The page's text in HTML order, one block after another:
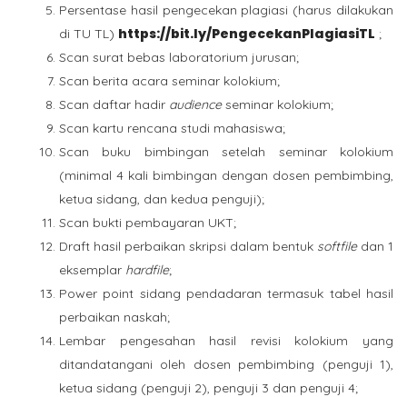
Persentase hasil pengecekan plagiasi (harus dilakukan
di TU TL) https://bit.ly/PengecekanPlagiasiTL ;
Scan surat bebas laboratorium jurusan;
Scan berita acara seminar kolokium;
Scan daftar hadir audienceseminar kolokium;
Scan kartu rencana studi mahasiswa;
Scan buku bimbingan setelah seminar kolokium
(minimal 4 kali bimbingan dengan dosen pembimbing,
ketua sidang, dan kedua penguji);
Scan bukti pembayaran UKT;
Draft hasil perbaikan skripsi dalam bentuk softfiledan 1
eksemplar hardfile;
Power point sidang pendadaran termasuk tabel hasil
perbaikan naskah;
Lembar pengesahan hasil revisi kolokium yang
ditandatangani oleh dosen pembimbing (penguji 1),
ketua sidang (penguji 2), penguji 3 dan penguji 4;